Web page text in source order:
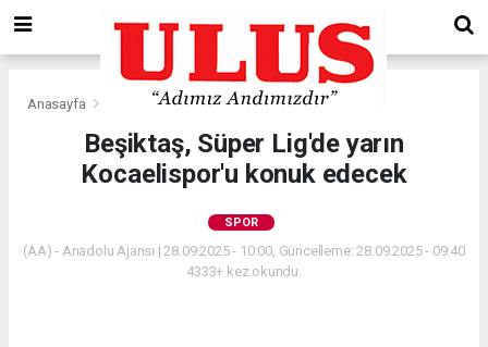
Anasayfa
Beşiktaş, Süper Lig'de yarın
Kocaelispor'u konuk edecek
SPOR
(AA) - Anadolu Ajansı | 28.09.2025 - 10:00, Güncelleme: 28.09.2025 - 09:40
4333+ kez okundu.